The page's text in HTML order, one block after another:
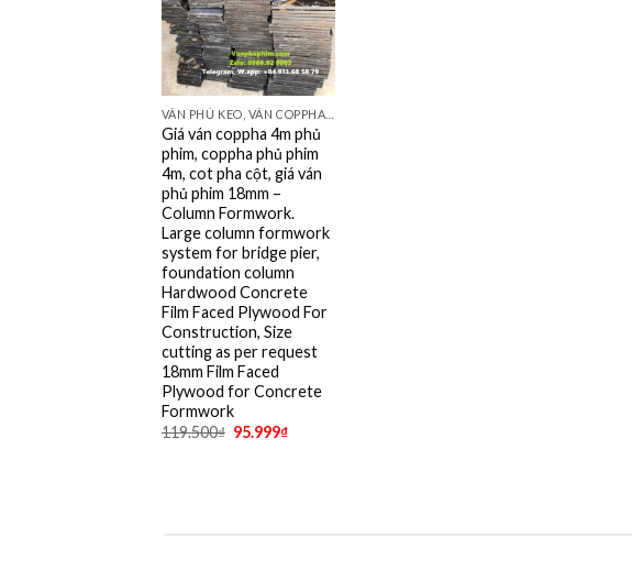
Giá ván coppha 4m phủ
phim, coppha phủ phim
4m, cot pha cột, giá ván
phủ phim 18mm –
Column Formwork.
Large column formwork
system for bridge pier,
foundation column
Hardwood Concrete
Film Faced Plywood For
Construction, Size
cutting as per request
18mm Film Faced
Plywood for Concrete
Formwork
119.500₫ 95.999₫